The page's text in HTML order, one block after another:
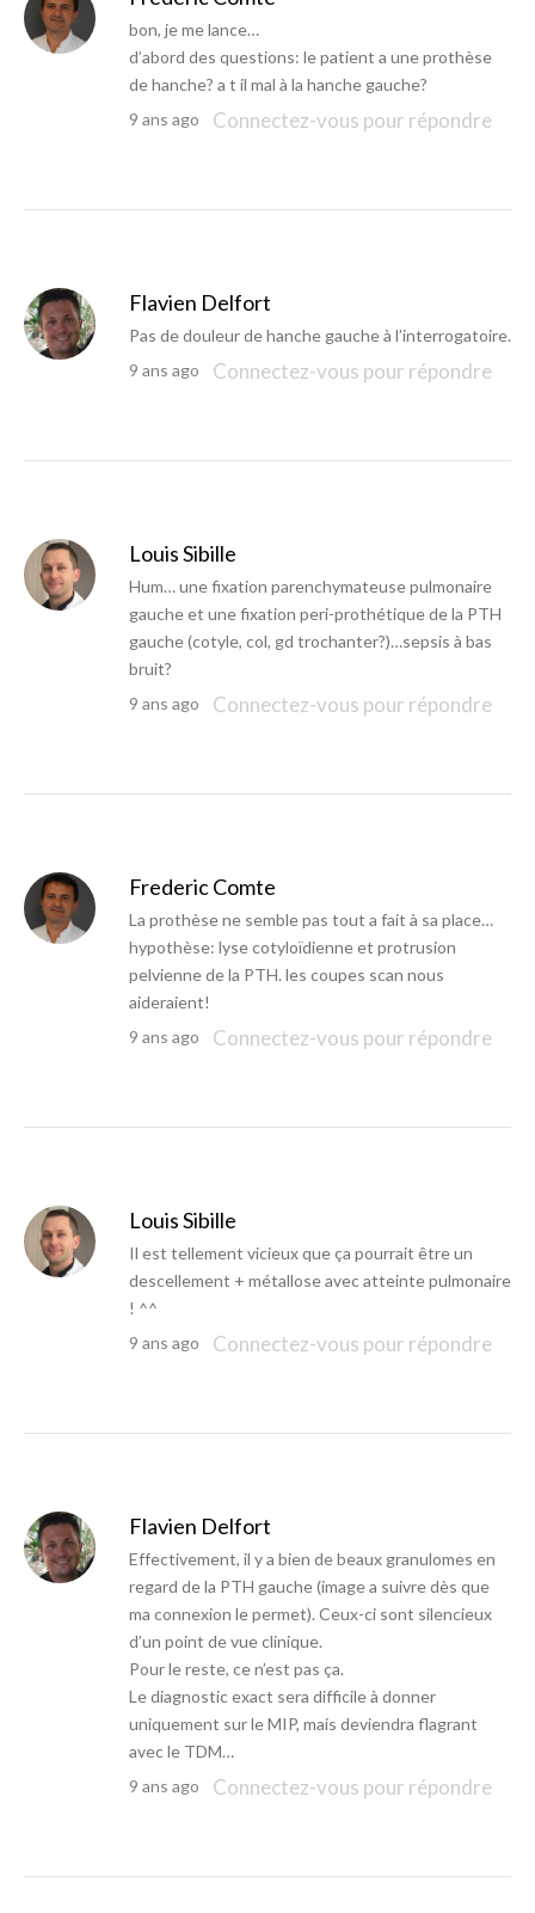
bon, je me lance…
d’abord des questions: le patient a une prothèse
de hanche? a t il mal à la hanche gauche?
9 ans ago
Connectez-vous pour répondre
Flavien Delfort
Pas de douleur de hanche gauche à l’interrogatoire.
9 ans ago
Connectez-vous pour répondre
Louis Sibille
Hum… une fixation parenchymateuse pulmonaire
gauche et une fixation peri-prothétique de la PTH
gauche (cotyle, col, gd trochanter?)…sepsis à bas
bruit?
9 ans ago
Connectez-vous pour répondre
Frederic Comte
La prothèse ne semble pas tout a fait à sa place…
hypothèse: lyse cotyloïdienne et protrusion
pelvienne de la PTH. les coupes scan nous
aideraient!
9 ans ago
Connectez-vous pour répondre
Louis Sibille
Il est tellement vicieux que ça pourrait être un
descellement + métallose avec atteinte pulmonaire
! ^^
9 ans ago
Connectez-vous pour répondre
Flavien Delfort
Effectivement, il y a bien de beaux granulomes en
regard de la PTH gauche (image a suivre dès que
ma connexion le permet). Ceux-ci sont silencieux
d’un point de vue clinique.
Pour le reste, ce n’est pas ça.
Le diagnostic exact sera difficile à donner
uniquement sur le MIP, mais deviendra flagrant
avec le TDM…
9 ans ago
Connectez-vous pour répondre